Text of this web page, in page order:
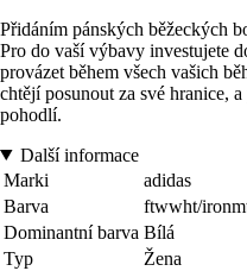
Přidáním pánských běžeckých
Pro do vaší výbavy investujete
provázet během všech vašich
chtějí posunout za své hranice,
pohodlí.
Další informace
Marki
adidas
Barva
ftwwht/
Dominantní barva Bílá
Typ
Žena